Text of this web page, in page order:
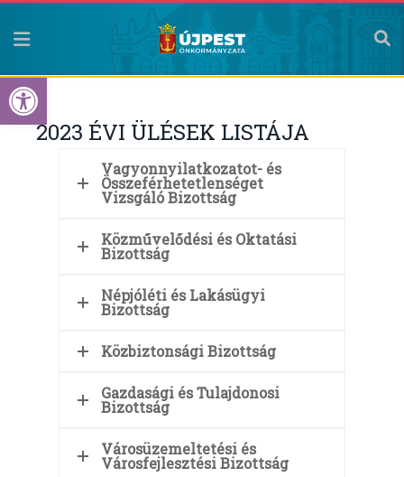
Eszköztár megnyitása
2023 ÉVI ÜLÉSEK LISTÁJA
Vagyonnyilatkozatot- és
Összeférhetetlenséget
Vizsgáló Bizottság
Közművelődési és Oktatási
Bizottság
Népjóléti és Lakásügyi
Bizottság
Közbiztonsági Bizottság
Gazdasági és Tulajdonosi
Bizottság
Városüzemeltetési és
Városfejlesztési Bizottság